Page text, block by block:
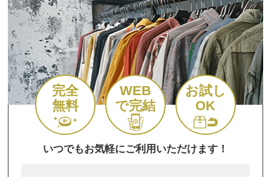
完全
無料
WEB
で完結
お試し
OK
いつでもお気軽にご利用いただけます！